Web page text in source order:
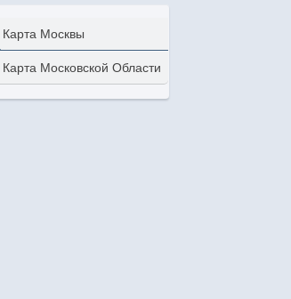
Карта Москвы
Карта Московской Области